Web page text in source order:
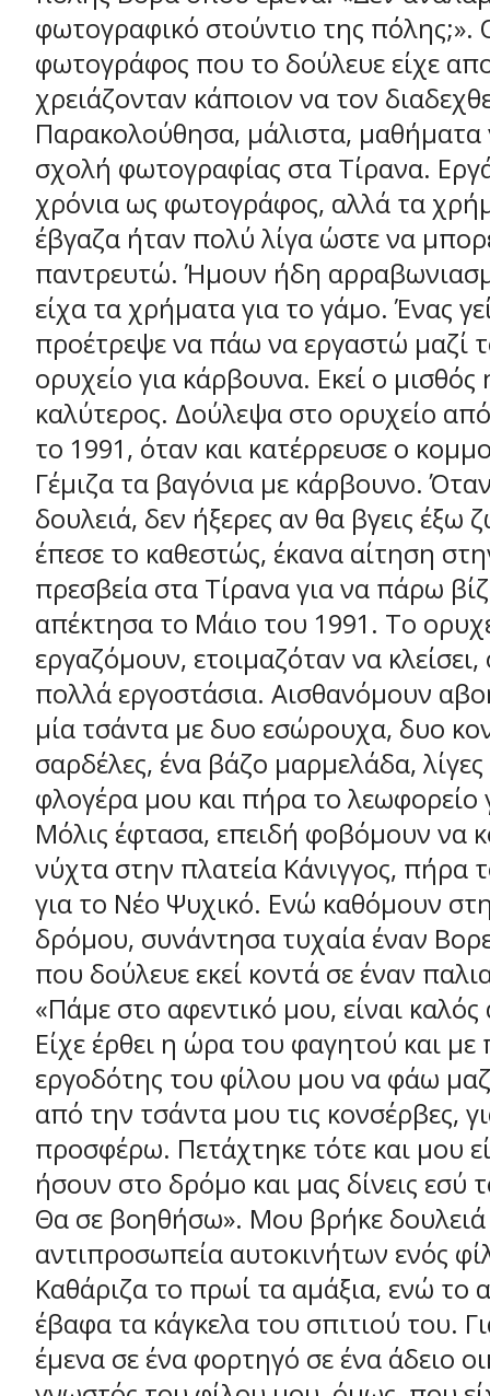
φωτογραφικό στούντιο της πόλης;».
φωτογράφος που το δούλευε είχε
χρειάζονταν κάποιον να τον
Παρακολούθησα, μάλιστα, μαθήματα
σχολή φωτογραφίας στα Τίρανα.
χρόνια ως φωτογράφος, αλλά τα
έβγαζα ήταν πολύ λίγα ώστε να
παντρευτώ. Ήμουν ήδη
είχα τα χρήματα για το γάμο. Ένας
προέτρεψε να πάω να εργαστώ μαζί
ορυχείο για κάρβουνα. Εκεί ο μισθός
καλύτερος. Δούλεψα στο ορυχείο
το 1991, όταν και κατέρρευσε ο
Γέμιζα τα βαγόνια με κάρβουνο.
δουλειά, δεν ήξερες αν θα βγεις έξω
έπεσε το καθεστώς, έκανα αίτηση
πρεσβεία στα Τίρανα για να πάρω
απέκτησα το Μάιο του 1991. Το
εργαζόμουν, ετοιμαζόταν να
πολλά εργοστάσια. Αισθανόμουν
μία τσάντα με δυο εσώρουχα, δυο
σαρδέλες, ένα βάζο μαρμελάδα, λίγες
φλογέρα μου και πήρα το λεωφορείο
Μόλις έφτασα, επειδή φοβόμουν να
νύχτα στην πλατεία Κάνιγγος, πήρα
για το Νέο Ψυχικό. Ενώ καθόμουν
δρόμου, συνάντησα τυχαία έναν
που δούλευε εκεί κοντά σε έναν
«Πάμε στο αφεντικό μου, είναι
Είχε έρθει η ώρα του φαγητού και
εργοδότης του φίλου μου να φάω
από την τσάντα μου τις κονσέρβες,
προσφέρω. Πετάχτηκε τότε και μου
ήσουν στο δρόμο και μας δίνεις εσύ
Θα σε βοηθήσω». Μου βρήκε
αντιπροσωπεία αυτοκινήτων ενός
Καθάριζα το πρωί τα αμάξια, ενώ το
έβαφα τα κάγκελα του σπιτιού του.
έμενα σε ένα φορτηγό σε ένα άδειο